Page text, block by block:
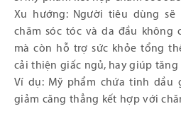
Xu hướng: Người tiêu dùng sẽ
chăm sóc tóc và da đầu không
mà còn hỗ trợ sức khỏe tổng
cải thiện giấc ngủ, hay giúp
Ví dụ: Mỹ phẩm chứa tinh
giảm căng thẳng kết hợp với